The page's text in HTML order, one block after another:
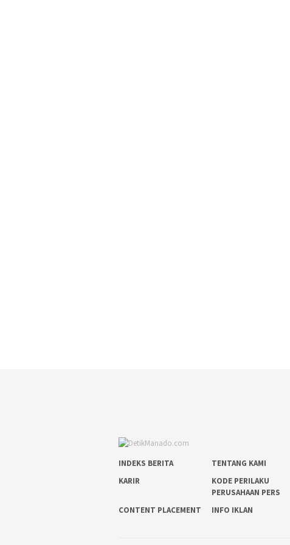
INDEKS BERITA TENTANG KAMI
KARIR
KODE PERILAKU
PERUSAHAAN PERS
CONTENT PLACEMENT INFO IKLAN